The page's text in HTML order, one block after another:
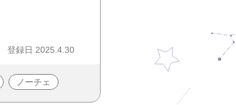
登録日 2025.4.30
ノーチェ